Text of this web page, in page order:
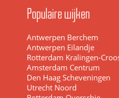
Populaire wijken
Antwerpen Berchem
Antwerpen Eilandje
Rotterdam Kralingen-
Amsterdam Centrum
Den Haag Scheveningen
Utrecht Noord